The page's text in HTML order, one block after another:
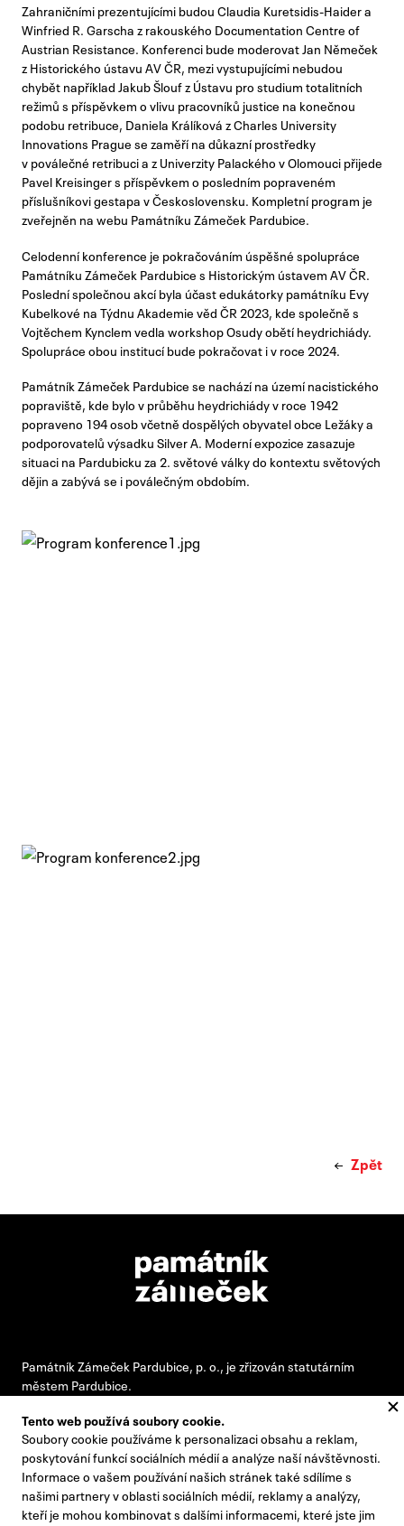
Zahraničními prezentujícími budou Claudia Kuretsidis-Haider a
Winfried R. Garscha z rakouského Documentation Centre of
Austrian Resistance. Konferenci bude moderovat Jan Němeček
z Historického ústavu AV ČR, mezi vystupujícími nebudou
chybět například Jakub Šlouf z Ústavu pro studium totalitních
režimů s příspěvkem o vlivu pracovníků justice na konečnou
podobu retribuce, Daniela Králíková z Charles University
Innovations Prague se zaměří na důkazní prostředky
v poválečné retribuci a z Univerzity Palackého v Olomouci přijede
Pavel Kreisinger s příspěvkem o posledním popraveném
příslušníkovi gestapa v Československu. Kompletní program je
zveřejněn na webu Památníku Zámeček Pardubice.
Celodenní konference je pokračováním úspěšné spolupráce
Památníku Zámeček Pardubice s Historickým ústavem AV ČR.
Poslední společnou akcí byla účast edukátorky památníku Evy
Kubelkové na Týdnu Akademie věd ČR 2023, kde společně s
Vojtěchem Kynclem vedla workshop Osudy obětí heydrichiády.
Spolupráce obou institucí bude pokračovat i v roce 2024.
Památník Zámeček Pardubice se nachází na území nacistického
popraviště, kde bylo v průběhu heydrichiády v roce 1942
popraveno 194 osob včetně dospělých obyvatel obce Ležáky a
podporovatelů výsadku Silver A. Moderní expozice zasazuje
situaci na Pardubicku za 2. světové války do kontextu světových
dějin a zabývá se i poválečným obdobím.
Zpět
Památník Zámeček Pardubice, p. o., je zřizován statutárním
městem Pardubice.
#pamatnikzamecek
zamecek@zamecek-memorial.cz
+420 732 895 221
Tento web používá soubory cookie.
Soubory cookie používáme k personalizaci obsahu a reklam,
poskytování funkcí sociálních médií a analýze naší návštěvnosti.
Informace o vašem používání našich stránek také sdílíme s
našimi partnery v oblasti sociálních médií, reklamy a analýzy,
kteří je mohou kombinovat s dalšími informacemi, které jste jim